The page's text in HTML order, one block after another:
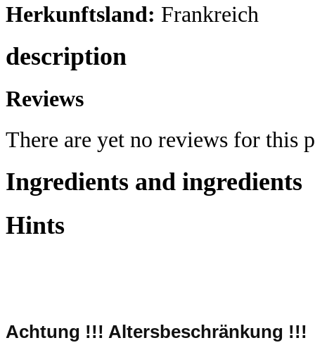
Herkunftsland: Frankreich
description
Reviews
There are yet no reviews for this
Ingredients and ingredients
Hints
Achtung !!! Altersbeschränkung !!!